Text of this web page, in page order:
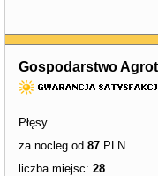
Gospodarstwo
Płęsy
za nocleg od 87 PLN
liczba miejsc: 28